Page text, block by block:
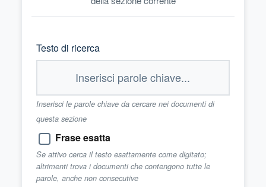
Testo di ricerca
Inserisci le parole chiave da cercare nei documenti di
questa sezione
Frase esatta
Se attivo cerca il testo esattamente come digitato;
altrimenti trova i documenti che contengono tutte le
parole, anche non consecutive